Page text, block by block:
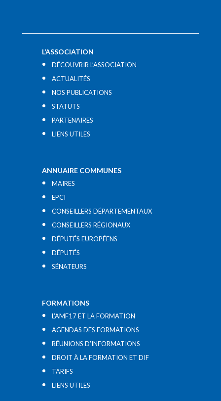
L’ASSOCIATION
DÉCOUVRIR L’ASSOCIATION
ACTUALITÉS
NOS PUBLICATIONS
STATUTS
PARTENAIRES
LIENS UTILES​
ANNUAIRE COMMUNES
MAIRES
EPCI
CONSEILLERS DÉPARTEMENTAUX
CONSEILLERS RÉGIONAUX
DÉPUTÉS EUROPÉENS
DÉPUTÉS
SÉNATEURS
FORMATIONS
L’AMF17 ET LA FORMATION
AGENDAS DES FORMATIONS
RÉUNIONS D’INFORMATIONS
DROIT À LA FORMATION ET DIF
TARIFS
LIENS UTILES​